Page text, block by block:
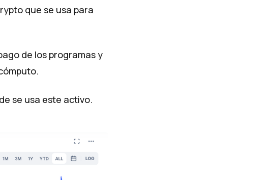
que se usa para
de los programas y
se usa este activo.